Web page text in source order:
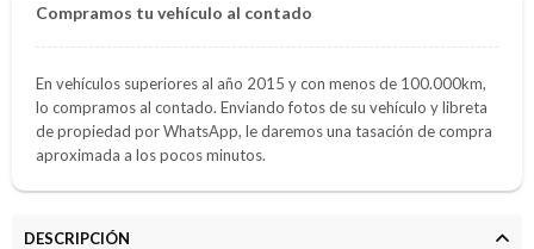
Compramos tu vehículo al contado
En vehículos superiores al año 2015 y con menos de 100.000km,
lo compramos al contado. Enviando fotos de su vehículo y libreta
de propiedad por WhatsApp, le daremos una tasación de compra
aproximada a los pocos minutos.
DESCRIPCIÓN